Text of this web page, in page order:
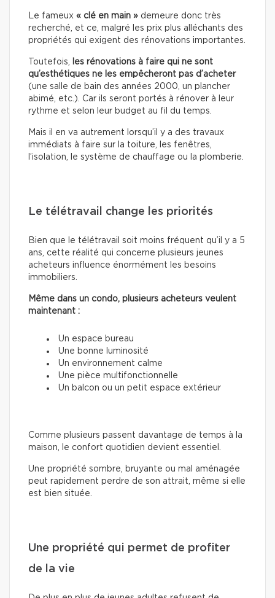
Le fameux « clé en main » demeure donc très
recherché, et ce, malgré les prix plus alléchants des
propriétés qui exigent des rénovations importantes.
Toutefois,
les rénovations à faire qui ne sont
qu’esthétiques ne les empêcheront pas d’acheter
(une salle de bain des années 2000, un plancher
abimé, etc.). Car ils seront portés à rénover à leur
rythme et selon leur budget au fil du temps.
Mais il en va autrement lorsqu’il y a des travaux
immédiats à faire sur la toiture, les fenêtres,
l’isolation, le système de chauffage ou la plomberie.
Le télétravail change les priorités
Bien que le télétravail soit moins fréquent qu’il y a 5
ans, cette réalité qui concerne plusieurs jeunes
acheteurs influence énormément les besoins
immobiliers.
Même dans un condo, plusieurs acheteurs veulent
maintenant :
Un espace bureau
Une bonne luminosité
Un environnement calme
Une pièce multifonctionnelle
Un balcon ou un petit espace extérieur
Comme plusieurs passent davantage de temps à la
maison, le confort quotidien devient essentiel.
Une propriété sombre, bruyante ou mal aménagée
peut rapidement perdre de son attrait, même si elle
est bien située.
Une propriété qui permet de profiter
de la vie